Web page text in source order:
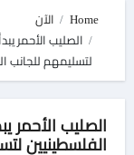
Home
الآن
الصليب الأحمر
لتسليمهم للجانب
الصليب الأحمر
الفلسطينيين